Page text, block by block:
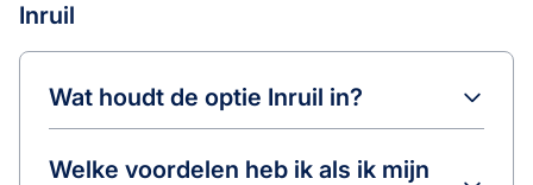
Inruil
Wat houdt de optie Inruil in?
Welke voordelen heb ik als ik mijn